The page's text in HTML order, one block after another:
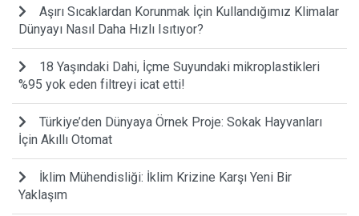
Aşırı Sıcaklardan Korunmak İçin Kullandığımız Klimalar
Dünyayı Nasıl Daha Hızlı Isıtıyor?
18 Yaşındaki Dahi, İçme Suyundaki mikroplastikleri
%95 yok eden filtreyi icat etti!
Türkiye’den Dünyaya Örnek Proje: Sokak Hayvanları
İçin Akıllı Otomat
İklim Mühendisliği: İklim Krizine Karşı Yeni Bir
Yaklaşım